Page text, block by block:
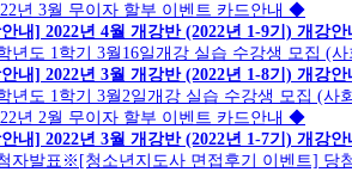
년 3월 무이자 할부 이벤트 카드안내 ◆
내] 2022년 4월 개강반 (2022년 1-9기) 개강안
년도 1학기 3월16일개강 실습 수강생 모집 (
내] 2022년 3월 개강반 (2022년 1-8기) 개강안
년도 1학기 3월2일개강 실습 수강생 모집 (사
년 2월 무이자 할부 이벤트 카드안내 ◆
내] 2022년 3월 개강반 (2022년 1-7기) 개강안
자발표※[청소년지도사 면접후기 이벤트] 당